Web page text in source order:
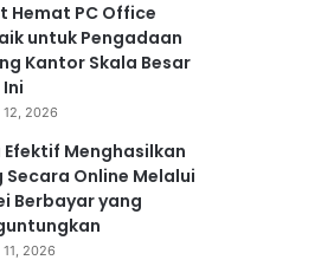
Hemat PC Office
untuk Pengadaan
Kantor Skala Besar
12, 2026
Efektif Menghasilkan
Secara Online Melalui
Berbayar yang
2026